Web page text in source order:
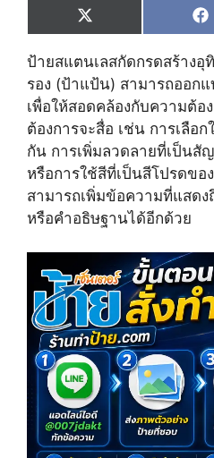
Share
on
X
(
w
i
t
e
r
)
F
c
b
k
ป้ายสแตนเลสกัดกรดสร้างอุ
รอง (ป้าแป้น) สามารถออก
เพื่อให้สอดคล้องกับความต้อ
ต้องการจะสื่อ เช่น การเลือ
กัน การเพิ่มลวดลายที่เป็น
หรือการใช้สีที่เป็นสีโปรดขอ
สามารถเพิ่มข้อความที่แสด
หรือคำอธิษฐานได้อีกด้วย